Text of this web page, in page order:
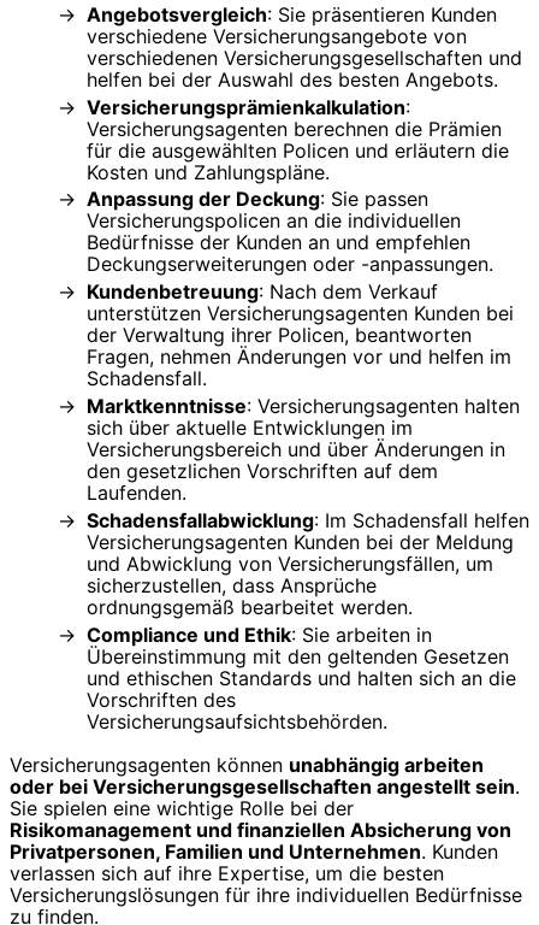
Angebotsvergleich: Sie präsentieren Kunden
verschiedene Versicherungsangebote von
verschiedenen Versicherungsgesellschaften und
helfen bei der Auswahl des besten Angebots.
Versicherungsprämienkalkulation:
Versicherungsagenten berechnen die Prämien
für die ausgewählten Policen und erläutern die
Kosten und Zahlungspläne.
Anpassung der Deckung: Sie passen
Versicherungspolicen an die individuellen
Bedürfnisse der Kunden an und empfehlen
Deckungserweiterungen oder -anpassungen.
Kundenbetreuung: Nach dem Verkauf
unterstützen Versicherungsagenten Kunden bei
der Verwaltung ihrer Policen, beantworten
Fragen, nehmen Änderungen vor und helfen im
Schadensfall.
Marktkenntnisse: Versicherungsagenten halten
sich über aktuelle Entwicklungen im
Versicherungsbereich und über Änderungen in
den gesetzlichen Vorschriften auf dem
Laufenden.
Schadensfallabwicklung: Im Schadensfall helfen
Versicherungsagenten Kunden bei der Meldung
und Abwicklung von Versicherungsfällen, um
sicherzustellen, dass Ansprüche
ordnungsgemäß bearbeitet werden.
Compliance und Ethik: Sie arbeiten in
Übereinstimmung mit den geltenden Gesetzen
und ethischen Standards und halten sich an die
Vorschriften des
Versicherungsaufsichtsbehörden.
Versicherungsagenten können unabhängig arbeiten
oder bei Versicherungsgesellschaften angestellt sein.
Sie spielen eine wichtige Rolle bei der
Risikomanagement und finanziellen Absicherung von
Privatpersonen, Familien und Unternehmen. Kunden
verlassen sich auf ihre Expertise, um die besten
Versicherungslösungen für ihre individuellen Bedürfnisse
zu finden.